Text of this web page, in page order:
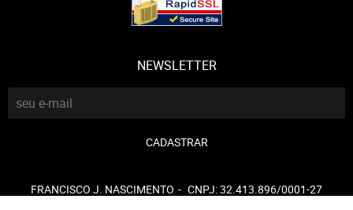
NEWSLETTER
CADASTRAR
FRANCISCO J. NASCIMENTO CNPJ: 32.413.896/0001-27